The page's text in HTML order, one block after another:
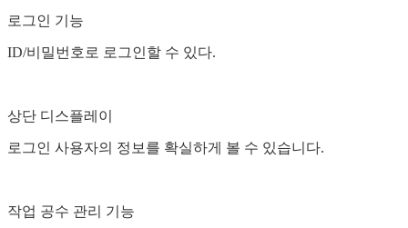
로그인 기능
ID/비밀번호로 로그인할 수 있다.
상단 디스플레이
로그인 사용자의 정보를 확실하게 볼 수 있습니다.
작업 공수 관리 기능